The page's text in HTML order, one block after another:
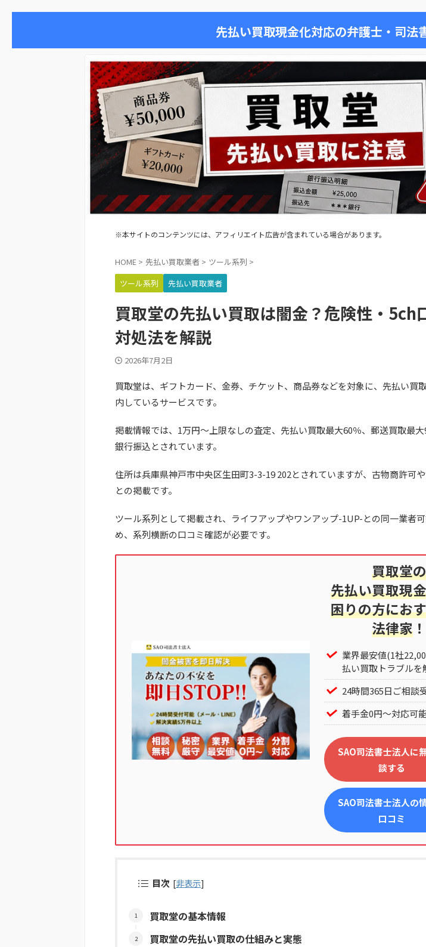
先払い買取現金化対応の弁護士・司法
※本サイトのコンテンツには、アフィリエイト広告が含まれている場合があります。
HOME > 先払い買取業者 > ツール系列 >
ツール系列
先払い買取業者
買取堂の先払い買取は闇金？危険性・5ch
対処法を解説
2026年7月2日
買取堂は、ギフトカード、金券、チケット、商品券などを対象に、先払い買
内しているサービスです。
掲載情報では、1万円～上限なしの査定、先払い買取最大60％、郵送買取最
銀行振込とされています。
住所は兵庫県神戸市中央区生田町3-3-19 202とされていますが、古物商許可
との掲載です。
ツール系列として掲載され、ライフアップやワンアップ-1UP-との同一業者
め、系列横断の口コミ確認が必要です。
買取堂の
先払い買取現
困りの方にお
法律家！
業界最安値(1社
払い買取トラブルを
24時間365日ご相談
着手金0円～対応可
SAO司法書士法人に
談する
SAO司法書士法人の
口コミ
目次 [非表示]
買取堂の基本情報
買取堂の先払い買取の仕組みと実態